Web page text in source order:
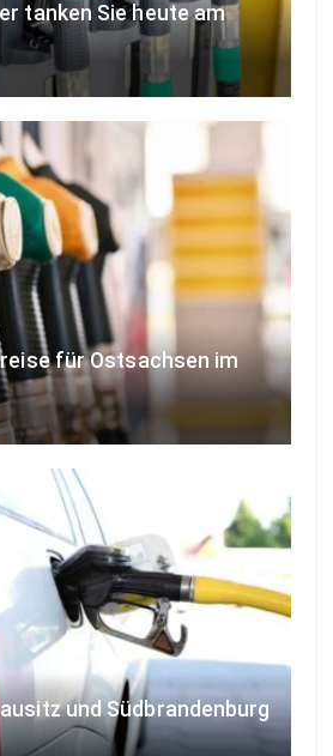
tanken Sie heute am
für Ostsachsen im
und Südbrandenburg